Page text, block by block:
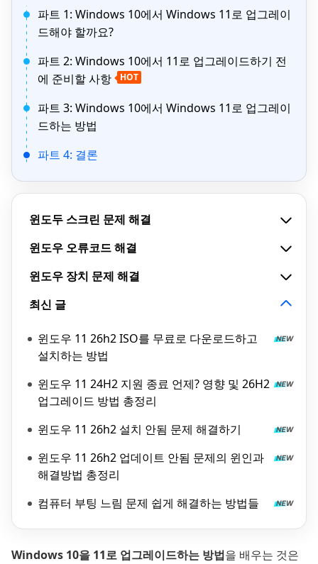
파트 1: Windows 10에서 Windows 11로 업그레이
드해야 할까요?
파트 2: Windows 10에서 11로 업그레이드하기 전
에 준비할 사항
HOT
파트 3: Windows 10에서 Windows 11로 업그레이
드하는 방법
파트 4: 결론
윈도두 스크린 문제 해결
윈도우 오류코드 해결
윈도우 장치 문제 해결
최신 글
윈도우 11 26h2 ISO를 무료로 다운로드하고
설치하는 방법
윈도우 11 24H2 지원 종료 언제? 영향 및 26H2
업그레이드 방법 총정리
윈도우 11 26h2 설치 안됨 문제 해결하기
윈도우 11 26h2 업데이트 안됨 문제의 윈인과
해결방법 총정리
컴퓨터 부팅 느림 문제 쉽게 해결하는 방법들
Windows 10을 11로 업그레이드하는 방법을 배우는 것은